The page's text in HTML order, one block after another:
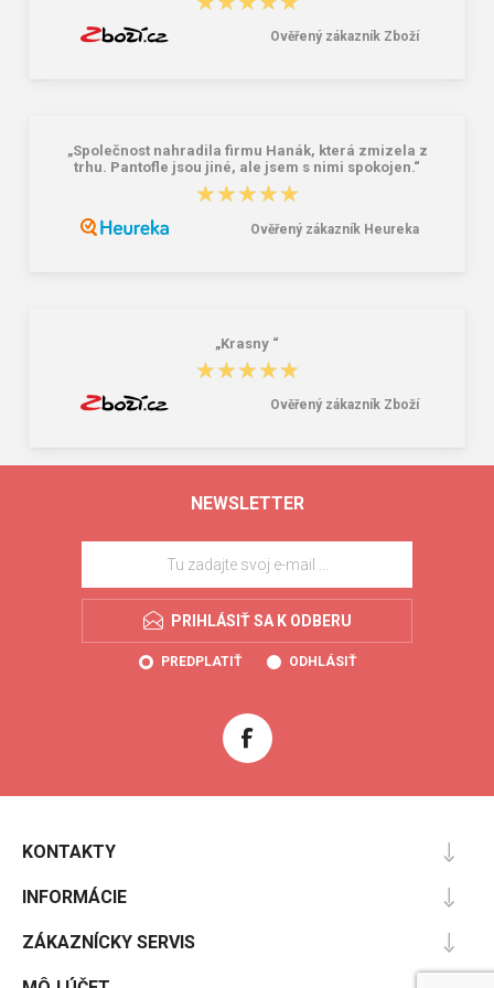
Ověřený zákazník Zboží
„Společnost nahradila firmu Hanák, která zmizela z
trhu. Pantofle jsou jiné, ale jsem s nimi spokojen.“
★★★★★
★★★★★
Ověřený zákazník Heureka
„Krasny “
★★★★★
★★★★★
Ověřený zákazník Zboží
NEWSLETTER
PRIHLÁSIŤ SA K ODBERU
PREDPLATIŤ ODHLÁSIŤ
KONTAKTY
INFORMÁCIE
ZÁKAZNÍCKY SERVIS